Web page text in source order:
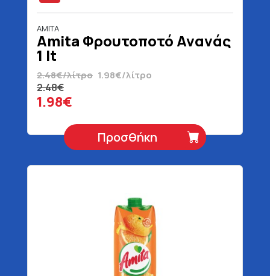
AMITA
Amita Φρουτοποτό Ανανάς
1 lt
2.48€/λίτρο 1.98€/λίτρο
2.48€
1.98€
Προσθήκη